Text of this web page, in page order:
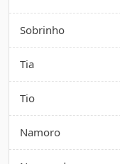
Sobrinho
Tia
Tio
Namoro